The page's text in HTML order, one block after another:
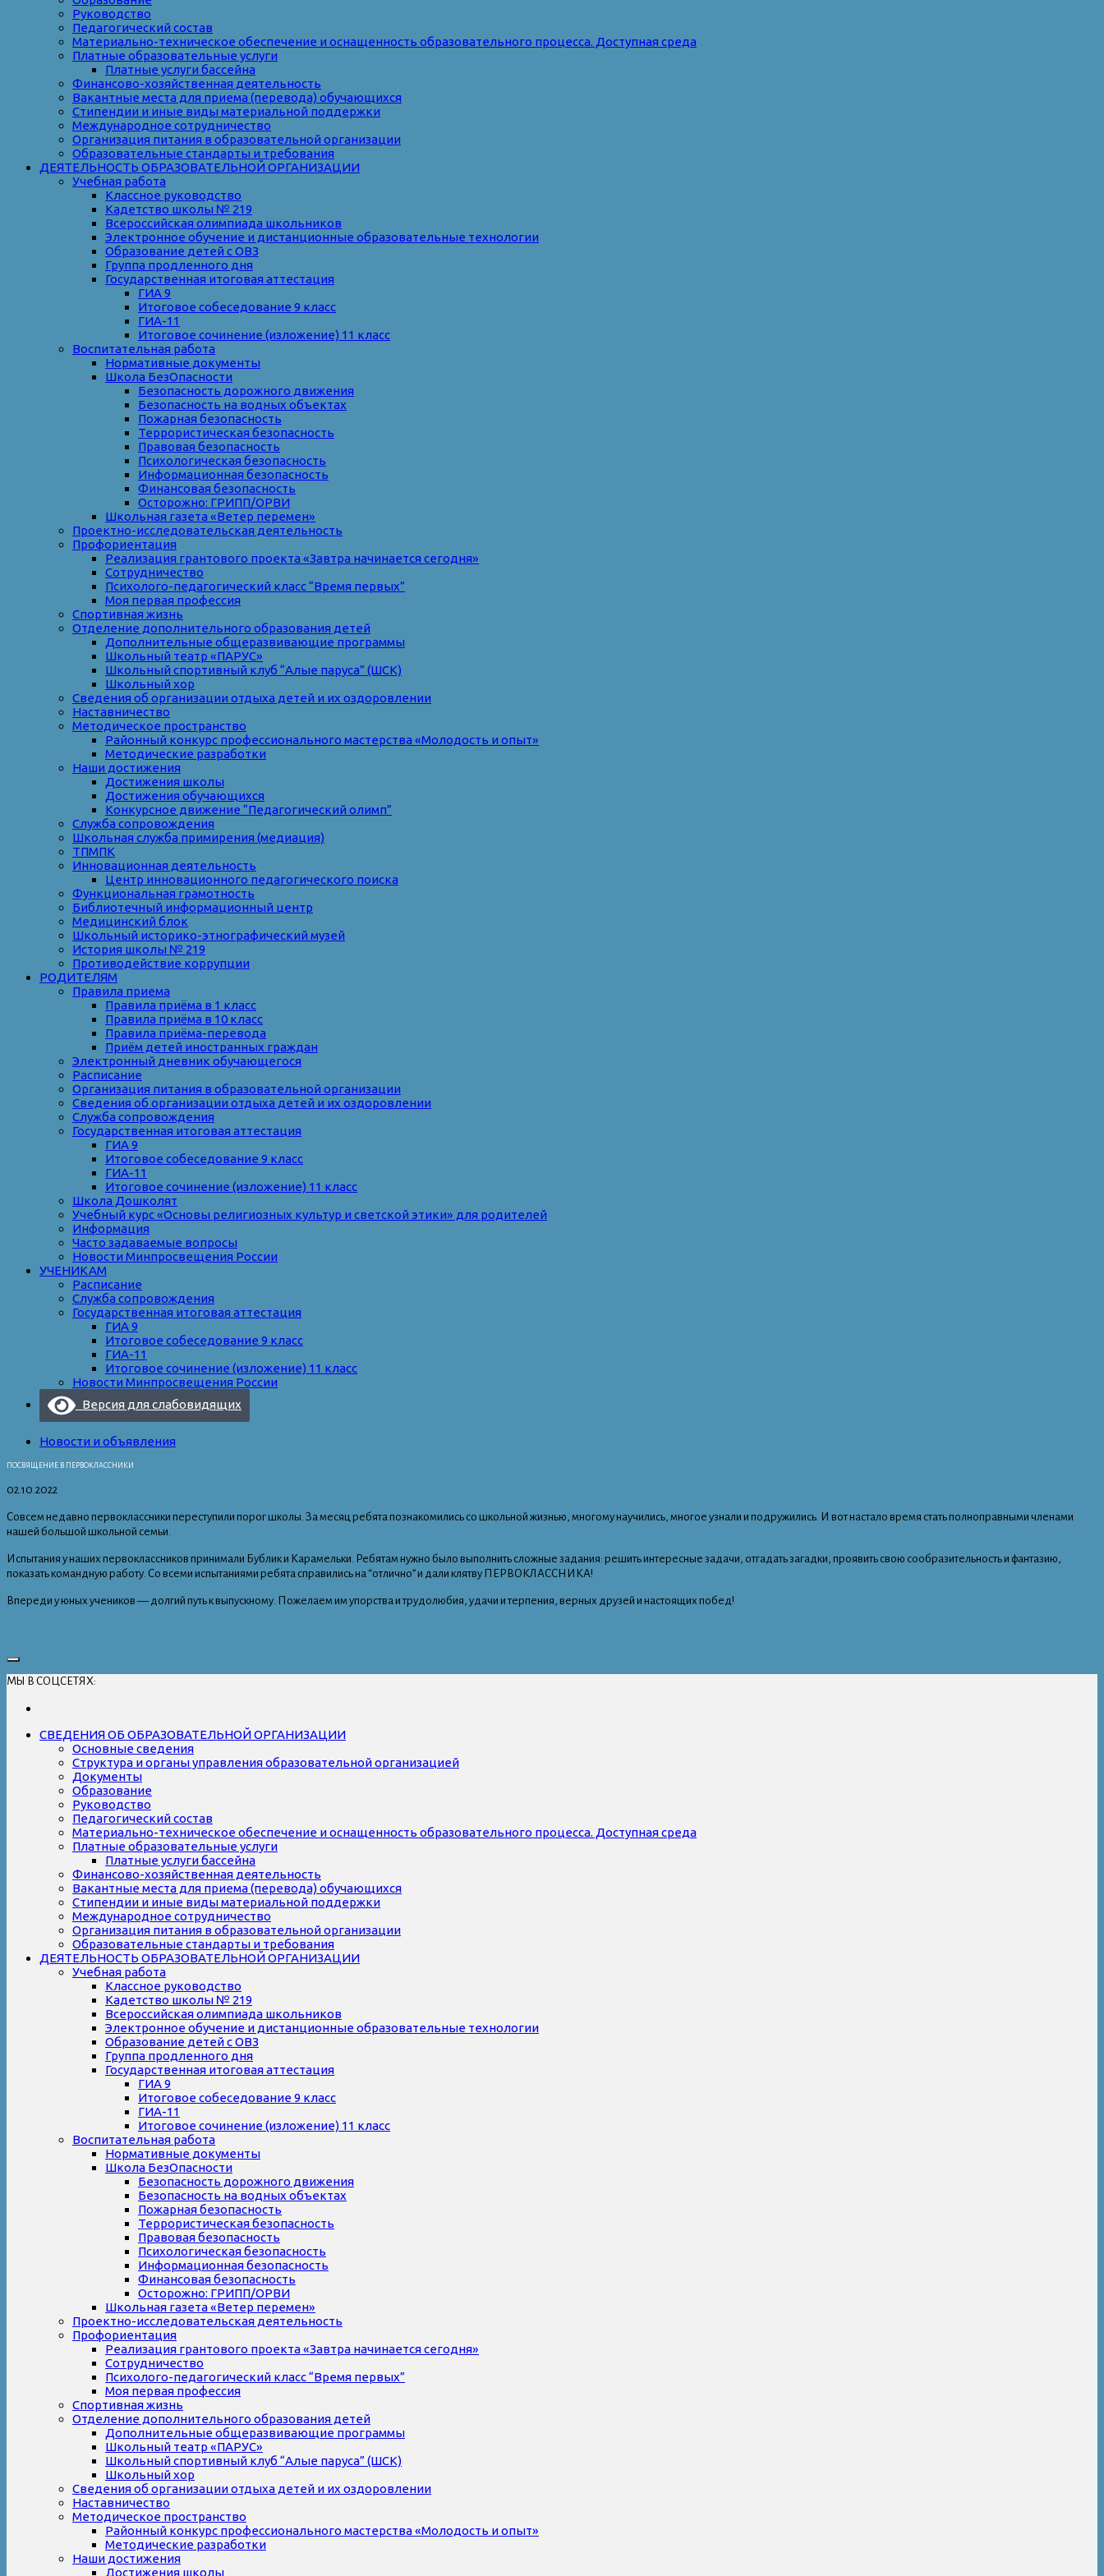
Руководство
Педагогический состав
Материально-техническое обеспечение и оснащенность образовательного процесса. Доступная среда
Платные образовательные услуги
Платные услуги бассейна
Финансово-хозяйственная деятельность
Вакантные места для приема (перевода) обучающихся
Стипендии и иные виды материальной поддержки
Международное сотрудничество
Организация питания в образовательной организации
Образовательные стандарты и требования
ДЕЯТЕЛЬНОСТЬ ОБРАЗОВАТЕЛЬНОЙ ОРГАНИЗАЦИИ
Учебная работа
Классное руководство
Кадетство школы № 219
Всероссийская олимпиада школьников
Электронное обучение и дистанционные образовательные технологии
Образование детей с ОВЗ
Группа продленного дня
Государственная итоговая аттестация
ГИА 9
Итоговое собеседование 9 класс
ГИА-11
Итоговое сочинение (изложение) 11 класс
Воспитательная работа
Нормативные документы
Школа БезОпасности
Безопасность дорожного движения
Безопасность на водных объектах
Пожарная безопасность
Террористическая безопасность
Правовая безопасность
Психологическая безопасность
Информационная безопасность
Финансовая безопасность
Осторожно: ГРИПП/ОРВИ
Школьная газета «Ветер перемен»
Проектно-исследовательская деятельность
Профориентация
Реализация грантового проекта «Завтра начинается сегодня»
Сотрудничество
Психолого-педагогический класс “Время первых”
Моя первая профессия
Спортивная жизнь
Отделение дополнительного образования детей
Дополнительные общеразвивающие программы
Школьный театр «ПАРУС»
Школьный спортивный клуб “Алые паруса” (ШСК)
Школьный хор
Сведения об организации отдыха детей и их оздоровлении
Наставничество
Методическое пространство
Районный конкурс профессионального мастерства «Молодость и опыт»
Методические разработки
Наши достижения
Достижения школы
Достижения обучающихся
Конкурсное движение “Педагогический олимп”
Служба сопровождения
Школьная служба примирения (медиация)
ТПМПК
Инновационная деятельность
Центр инновационного педагогического поиска
Функциональная грамотность
Библиотечный информационный центр
Медицинский блок
Школьный историко-этнографический музей
История школы № 219
Противодействие коррупции
РОДИТЕЛЯМ
Правила приема
Правила приёма в 1 класс
Правила приёма в 10 класс
Правила приёма-перевода
Приём детей иностранных граждан
Электронный дневник обучающегося
Расписание
Организация питания в образовательной организации
Сведения об организации отдыха детей и их оздоровлении
Служба сопровождения
Государственная итоговая аттестация
ГИА 9
Итоговое собеседование 9 класс
ГИА-11
Итоговое сочинение (изложение) 11 класс
Школа Дошколят
Учебный курс «Основы религиозных культур и светской этики» для родителей
Информация
Часто задаваемые вопросы
Новости Минпросвещения России
УЧЕНИКАМ
Расписание
Служба сопровождения
Государственная итоговая аттестация
ГИА 9
Итоговое собеседование 9 класс
ГИА-11
Итоговое сочинение (изложение) 11 класс
Новости Минпросвещения России
Версия для слабовидящих
Новости и объявления
ПОСВЯЩЕНИЕ В ПЕРВОКЛАССНИКИ
02.10.2022
Совсем недавно первоклассники переступили порог школы. За месяц ребята познакомились со школьной жизнью, многому научились, многое узнали и подружились. И вот настало время стать полноправными членами
нашей большой школьной семьи.
Испытания у наших первоклассников принимали Бублик и Карамельки. Ребятам нужно было выполнить сложные задания: решить интересные задачи, отгадать загадки, проявить свою сообразительность и фантазию,
показать командную работу. Со всеми испытаниями ребята справились на “отлично” и дали клятву ПЕРВОКЛАССНИКА!
Впереди у юных учеников — долгий путь к выпускному. Пожелаем им упорства и трудолюбия, удачи и терпения, верных друзей и настоящих побед!
МЫ В СОЦСЕТЯХ:
СВЕДЕНИЯ ОБ ОБРАЗОВАТЕЛЬНОЙ ОРГАНИЗАЦИИ
Основные сведения
Структура и органы управления образовательной организацией
Документы
Образование
Руководство
Педагогический состав
Материально-техническое обеспечение и оснащенность образовательного процесса. Доступная среда
Платные образовательные услуги
Платные услуги бассейна
Финансово-хозяйственная деятельность
Вакантные места для приема (перевода) обучающихся
Стипендии и иные виды материальной поддержки
Международное сотрудничество
Организация питания в образовательной организации
Образовательные стандарты и требования
ДЕЯТЕЛЬНОСТЬ ОБРАЗОВАТЕЛЬНОЙ ОРГАНИЗАЦИИ
Учебная работа
Классное руководство
Кадетство школы № 219
Всероссийская олимпиада школьников
Электронное обучение и дистанционные образовательные технологии
Образование детей с ОВЗ
Группа продленного дня
Государственная итоговая аттестация
ГИА 9
Итоговое собеседование 9 класс
ГИА-11
Итоговое сочинение (изложение) 11 класс
Воспитательная работа
Нормативные документы
Школа БезОпасности
Безопасность дорожного движения
Безопасность на водных объектах
Пожарная безопасность
Террористическая безопасность
Правовая безопасность
Психологическая безопасность
Информационная безопасность
Финансовая безопасность
Осторожно: ГРИПП/ОРВИ
Школьная газета «Ветер перемен»
Проектно-исследовательская деятельность
Профориентация
Реализация грантового проекта «Завтра начинается сегодня»
Сотрудничество
Психолого-педагогический класс “Время первых”
Моя первая профессия
Спортивная жизнь
Отделение дополнительного образования детей
Дополнительные общеразвивающие программы
Школьный театр «ПАРУС»
Школьный спортивный клуб “Алые паруса” (ШСК)
Школьный хор
Сведения об организации отдыха детей и их оздоровлении
Наставничество
Методическое пространство
Районный конкурс профессионального мастерства «Молодость и опыт»
Методические разработки
Наши достижения
Достижения школы